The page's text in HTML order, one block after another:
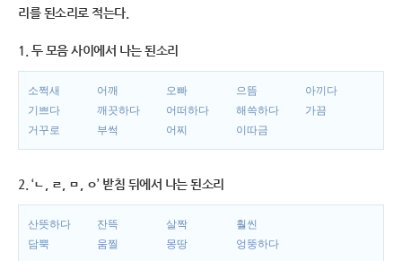
리를 된소리로 적는다.
1. 두 모음 사이에서 나는 된소리
소쩍새 어깨 오빠 으뜸
아끼다
기쁘다
깨끗하다 어떠하다 해쓱하다
가끔
거꾸로
부썩 어찌 이따금
2. ‘ㄴ, ㄹ, ㅁ, ㅇ’ 받침 뒤에서 나는 된소리
산뜻하다 잔뜩 살짝
훨씬
담뿍
움찔 몽땅 엉뚱하다